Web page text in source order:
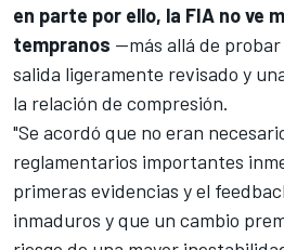
en parte por ello, la FIA no ve
tempranos —más allá de
salida ligeramente revisado y
la relación de compresión.
"Se acordó que no eran
reglamentarios importantes
primeras evidencias y el
inmaduros y que un cambio